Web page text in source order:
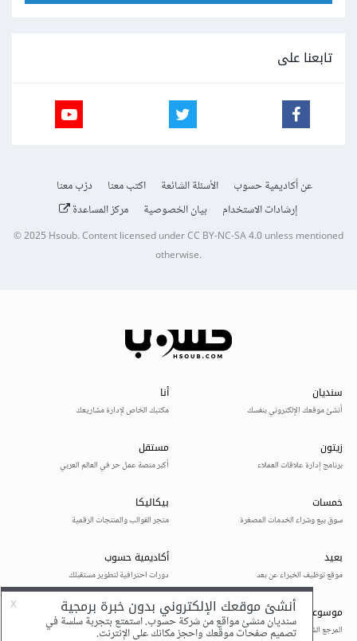
تابعنا على
عن أكاديمية حسوب الأسئلة الشائعة اكتب معنا
درّب معنا
إرشادات الاستخدام
بيان الخصوصية مركز المساعدة
© 2025Hsoub.Content licensed underCC BY-NC-SA 4.0unless mentioned
otherwise.